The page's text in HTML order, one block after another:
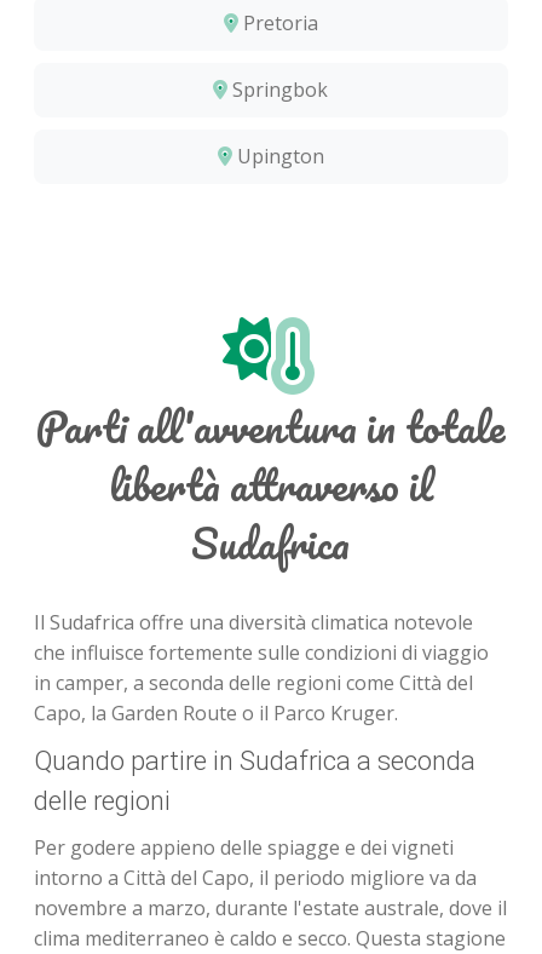
Pretoria
Springbok
Upington
Parti all'avventura in totale
libertà attraverso il
Sudafrica
Il Sudafrica offre una diversità climatica notevole
che influisce fortemente sulle condizioni di viaggio
in camper, a seconda delle regioni come Città del
Capo, la Garden Route o il Parco Kruger.
Quando partire in Sudafrica a seconda
delle regioni
Per godere appieno delle spiagge e dei vigneti
intorno a Città del Capo, il periodo migliore va da
novembre a marzo, durante l'estate australe, dove il
clima mediterraneo è caldo e secco. Questa stagione